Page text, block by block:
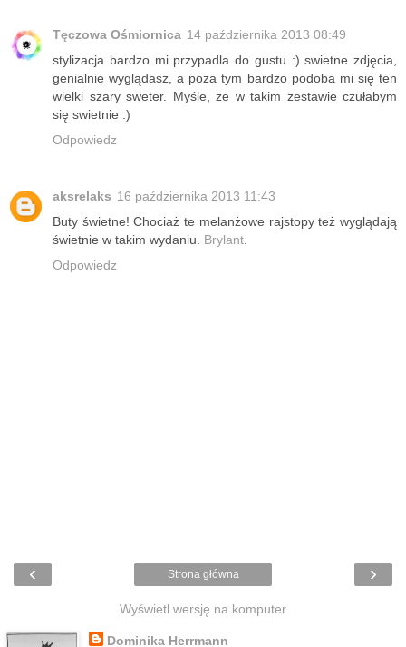
Tęczowa Ośmiornica 14 października 2013 08:49
stylizacja bardzo mi przypadla do gustu :) swietne zdjęcia,
genialnie wyglądasz, a poza tym bardzo podoba mi się ten
wielki szary sweter. Myśle, ze w takim zestawie czułabym
się swietnie :)
Odpowiedz
aksrelaks 16 października 2013 11:43
Buty świetne! Chociaż te melanżowe rajstopy też wyglądają
świetnie w takim wydaniu. Brylant.
Odpowiedz
‹ ›
Strona główna
Wyświetl wersję na komputer
Dominika Herrmann